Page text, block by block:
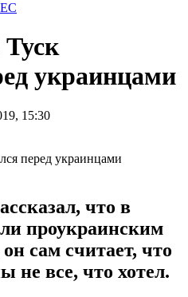
ЕС
украинцами
15:30
что в
проукраинским
сам считает, что
не все, что хотел.